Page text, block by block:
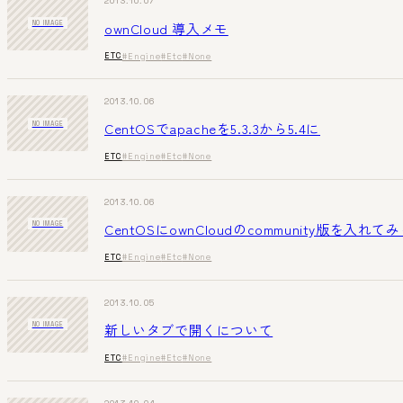
NO IMAGE ownCloud 導入メモ
ETC#Engine#Etc#None
NO IMAGE
2013.10.06
CentOSでapacheを5.3.3から5.4に
ETC#Engine#Etc#None
NO IMAGE
2013.10.06
CentOSにownCloudのcommunity版を入れて
ETC#Engine#Etc#None
NO IMAGE
2013.10.05
新しいタブで開くについて
ETC#Engine#Etc#None